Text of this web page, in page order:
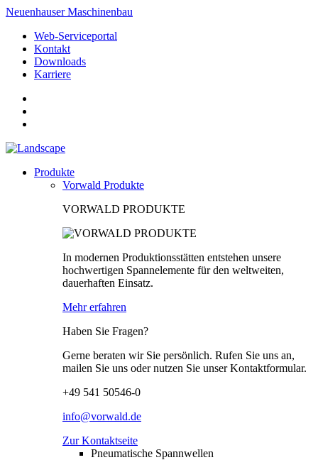
Neuenhauser Maschinenbau
Web-Serviceportal
Kontakt
Downloads
Karriere
Produkte
Vorwald Produkte
VORWALD PRODUKTE
In modernen Produktionsstätten entstehen unsere
hochwertigen Spannelemente für den weltweiten,
dauerhaften Einsatz.
Mehr erfahren
Haben Sie Fragen?
Gerne beraten wir Sie persönlich. Rufen Sie uns an,
mailen Sie uns oder nutzen Sie unser Kontaktformular.
+49 541 50546-0
info@vorwald.de
Zur Kontaktseite
Pneumatische Spannwellen